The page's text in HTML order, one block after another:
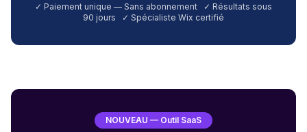
✓ Paiement unique — Sans abonnement ✓ Résultats sous
90 jours ✓ Spécialiste Wix certifié
NOUVEAU — Outil SaaS